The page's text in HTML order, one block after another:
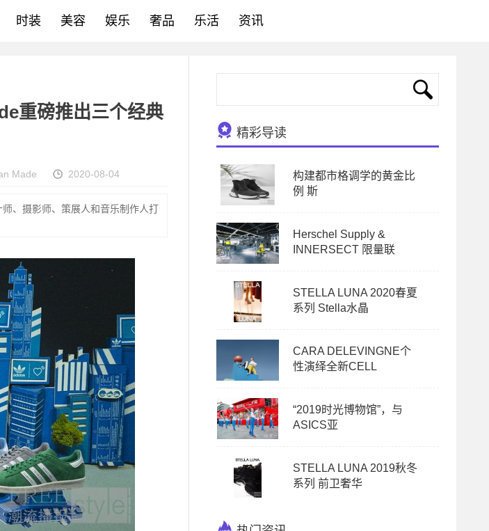
时装 美容 娱乐 奢品 乐活 资讯
重磅推出三个经典
Made 2020-08-04
、摄影师、策展人和音乐制作人打
精彩导读
构建都市格调学的黄金比
例 斯
Herschel Supply &
INNERSECT 限量联
STELLA LUNA 2020春夏
系列 Stella水晶
CARA DELEVINGNE个
性演绎全新CELL
“2019时光博物馆”，与
ASICS亚
STELLA LUNA 2019秋冬
系列 前卫奢华